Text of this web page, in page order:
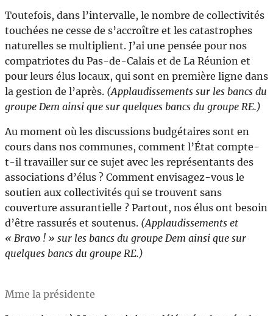
Toutefois, dans l’intervalle, le nombre de collectivités
touchées ne cesse de s’accroître et les catastrophes
naturelles se multiplient. J’ai une pensée pour nos
compatriotes du Pas-de-Calais et de La Réunion et
pour leurs élus locaux, qui sont en première ligne dans
la gestion de l’après. (Applaudissements sur les bancs du
groupe Dem ainsi que sur quelques bancs du groupe RE.)
Au moment où les discussions budgétaires sont en
cours dans nos communes, comment l’État compte-
t-il travailler sur ce sujet avec les représentants des
associations d’élus ? Comment envisagez-vous le
soutien aux collectivités qui se trouvent sans
couverture assurantielle ? Partout, nos élus ont besoin
d’être rassurés et soutenus. (Applaudissements et
« Bravo ! » sur les bancs du groupe Dem ainsi que sur
quelques bancs du groupe RE.)
Mme la présidente